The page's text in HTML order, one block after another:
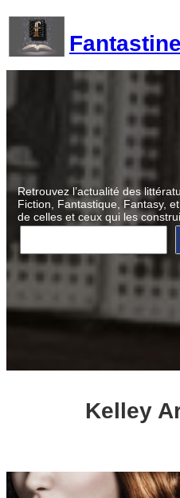
contenu
Retrouvez l’actualité des
Fiction, Fantastique, Fantasy,
de celles et ceux qui les
R
e
c
h
e
c
Kelley